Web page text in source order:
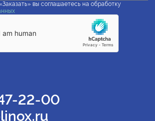
вы соглашаетесь на обработку
22-00